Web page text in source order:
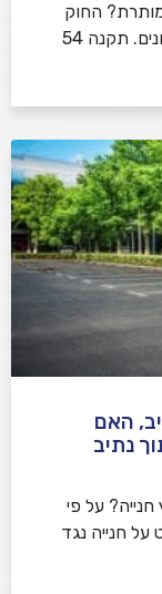
החוק
בישראל קובע מהירויות מרביות לכבישים שונים. תקנה 54
האם
נתיב
על פי
חנייה נגד